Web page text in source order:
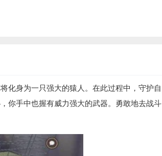
化身为一只强大的猿人。在此过程中，守护自
你手中也握有威力强大的武器。勇敢地去战斗